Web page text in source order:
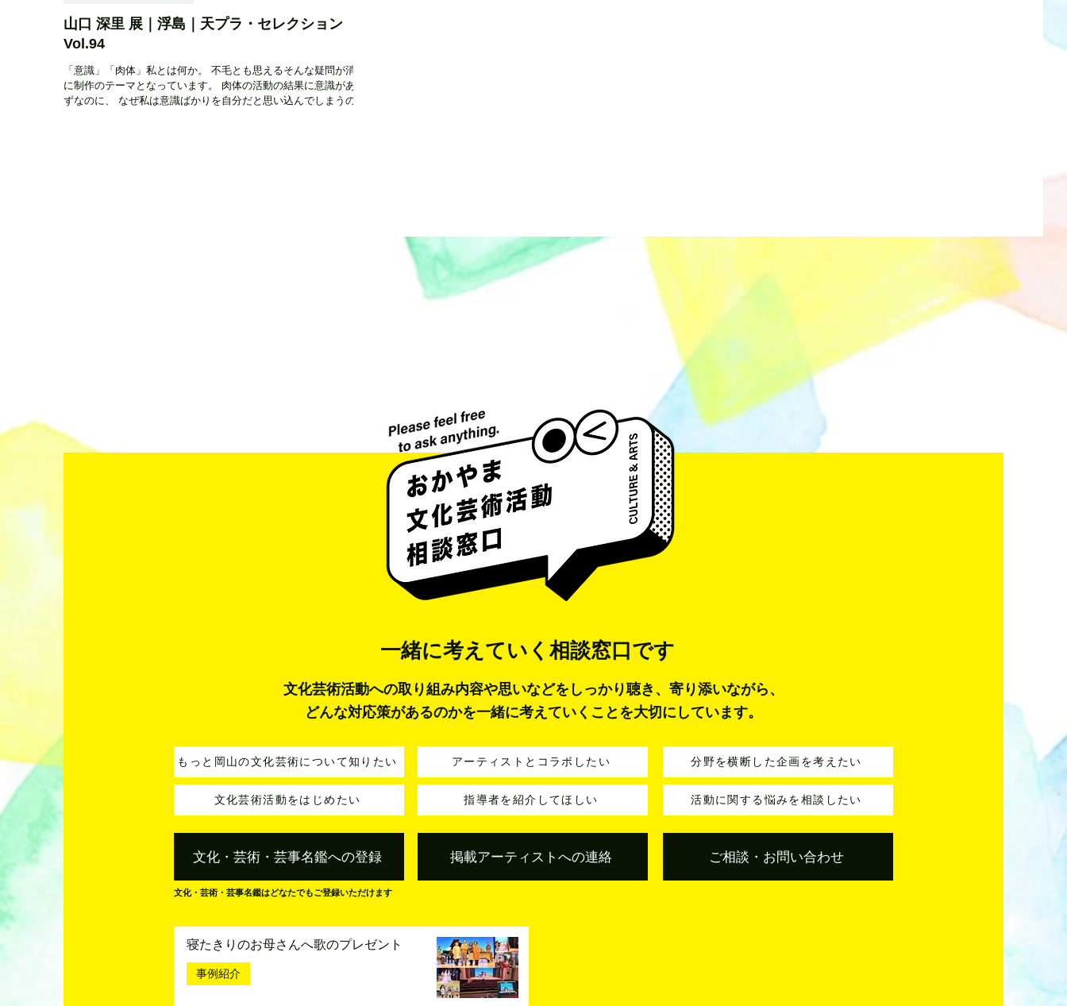
山口 深里 展｜浮島｜天プラ・セレクション
Vol.94
「意識」「肉体」私とは何か。 不毛とも思えるそんな疑問が消えず
に制作のテーマとなっています。 肉体の活動の結果に意識があるは
ずなのに、 なぜ私は意識ばかりを自分だと思い込んでしまうのか…
一緒に考えていく 相談窓口です
文化芸術活動への取り組み内容や思いなどをしっかり聴き、寄り添いながら、
どんな対応策があるのかを一緒に考えていくことを大切にしています。
もっと岡山の文化芸術について知りたい
文化芸術活動をはじめたい
アーティストとコラボしたい
指導者を紹介してほしい
分野を横断した企画を考えたい
活動に関する悩みを相談したい
文化・芸術・芸事名鑑への登録 掲載アーティストへの連絡 ご相談・お問い合わせ
文化・芸術・芸事名鑑はどなたでもご登録いただけます
寝たきりのお母さんへ歌のプレゼント
事例紹介